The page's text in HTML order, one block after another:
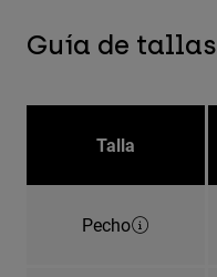
Guía de tallas
Talla
Pecho